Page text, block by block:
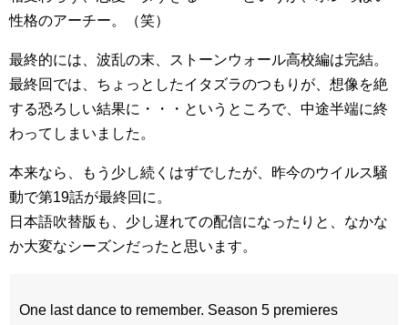
性格のアーチー。（笑）
最終的には、波乱の末、ストーンウォール高校編は完結。
最終回では、ちょっとしたイタズラのつもりが、想像を絶
する恐ろしい結果に・・・というところで、中途半端に終
わってしまいました。
本来なら、もう少し続くはずでしたが、昨今のウイルス騒
動で第19話が最終回に。
日本語吹替版も、少し遅れての配信になったりと、なかな
か大変なシーズンだったと思います。
One last dance to remember. Season 5 premieres